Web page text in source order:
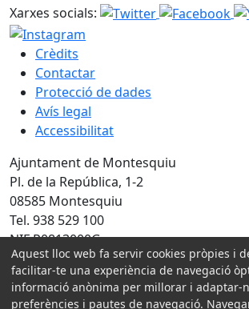
Xarxes socials:
Crèdits
Contactar
Protecció de dades
Avís legal
Accessibilitat
Ajuntament de Montesquiu
Pl. de la República, 1-2
08585 Montesquiu
Tel. 938 529 100
NIF P0813000G
Amb la col·laboració de:
Aquest lloc web fa servir cookies pròpies i
facilitar-te una experiència de navegació
informació anònima per millorar i adaptar-
preferències i pautes de navegació.